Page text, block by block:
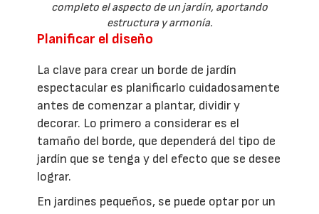
completo el aspecto de un jardín, aportando
estructura y armonía.
Planificar el diseño
La clave para crear un borde de jardín
espectacular es planificarlo cuidadosamente
antes de comenzar a plantar, dividir y
decorar. Lo primero a considerar es el
tamaño del borde, que dependerá del tipo de
jardín que se tenga y del efecto que se desee
lograr.
En jardines pequeños, se puede optar por un